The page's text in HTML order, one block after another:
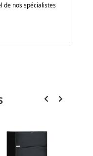
de nos spécialistes